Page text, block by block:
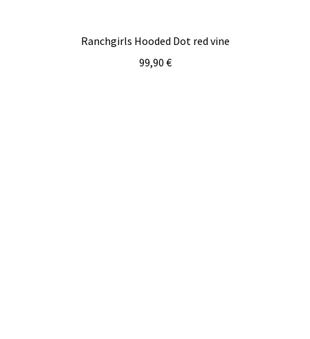
Ranchgirls Hooded Dot red vine
99,90 €